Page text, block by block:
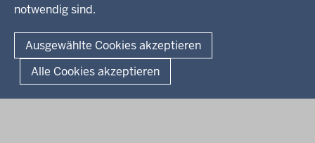
notwendig sind.
Ausgewählte Cookies akzeptieren
Alle Cookies akzeptieren
© 2026 Bezirksregierung Arnsberg
Fußzeile
Impressum Datenschutz Barrierefreiheit
Kurzlink zu dieser Seite